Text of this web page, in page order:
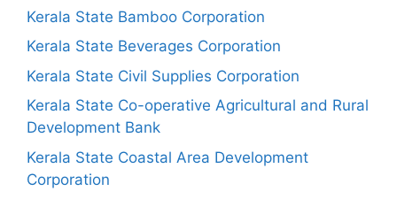
Kerala State Bamboo Corporation
Kerala State Beverages Corporation
Kerala State Civil Supplies Corporation
Kerala State Co-operative Agricultural and Rural
Development Bank
Kerala State Coastal Area Development
Corporation